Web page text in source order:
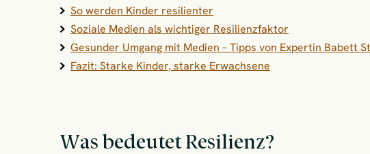
So werden Kinder resilienter
Soziale Medien als wichtiger Resilienzfaktor
Gesunder Umgang mit Medien – Tipps von Expertin Babett
Fazit: Starke Kinder, starke Erwachsene
Was bedeutet Resilienz?